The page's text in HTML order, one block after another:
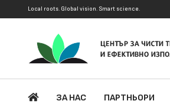
Local roots. Global vision. Smart science.
ЗА НАС ПАРТНЬОРИ